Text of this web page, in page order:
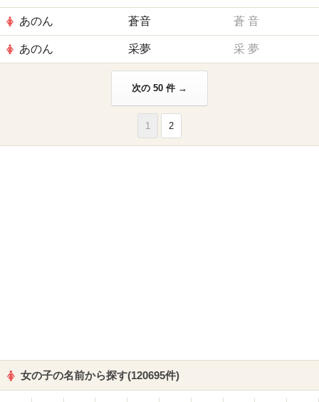
あのん 蒼音 蒼 音
あのん 采夢 采 夢
次の 50 件 →
1 2
女の子の名前から探す(120695件)